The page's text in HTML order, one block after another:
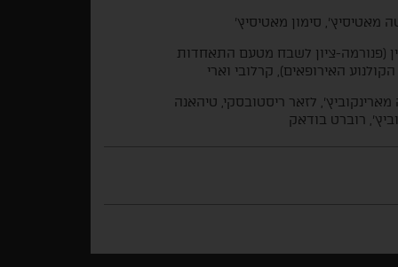
מאטיסיץ', סימון מאטיסיץ'
(פנורמה-ציון לשבח מטעם התאחדות
האירופאים), קרלובי וארי
מארינקוביץ', לזאר ריסטובסקי, טיהאנה
רוברט בודאק